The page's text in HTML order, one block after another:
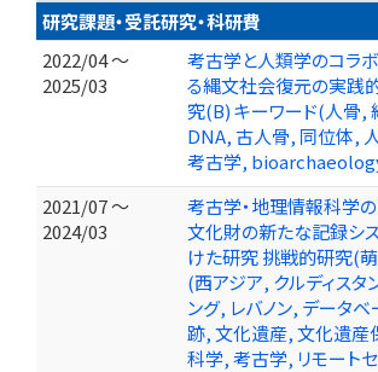
研究課題・受託研究・科研費
2022/04 ～
2025/03
考古学と人類学のコラボ
る縄文社会復元の実践
究(B) キーワード(人骨,
DNA, 古人骨, 同位体,
考古学,
2021/07 ～
2024/03
考古学・地理情報科学
文化財の新たな記録シ
けた研究 挑戦的研究(
(西アジア, クルディスタ
ング, レバノン, データ
跡, 文化遺産, 文化遺産
科学, 考古学, リモート